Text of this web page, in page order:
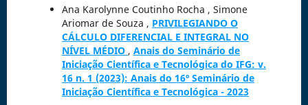
Ana Karolynne Coutinho Rocha , Simone
Ariomar de Souza , PRIVILEGIANDO O
CÁLCULO DIFERENCIAL E INTEGRAL NO
NÍVEL MÉDIO , Anais do Seminário de
Iniciação Científica e Tecnológica do IFG: v.
16 n. 1 (2023): Anais do 16º Seminário de
Iniciação Científica e Tecnológica - 2023